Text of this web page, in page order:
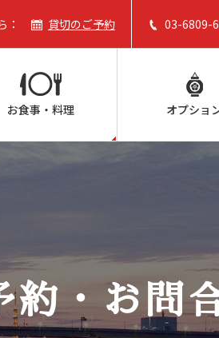
： 貸切のご予約 03-6809-
お食事・料理 オプショ
約・お問